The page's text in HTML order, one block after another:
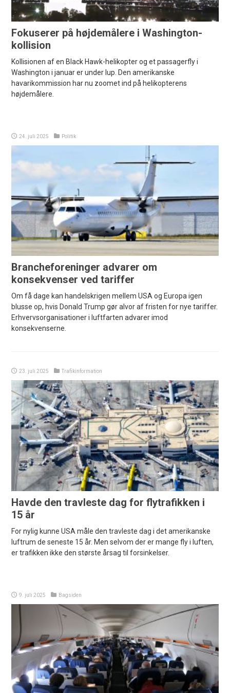
Fokuserer på højdemålere i Washington-
kollision
Kollisionen af en Black Hawk-helikopter og et passagerfly i
Washington i januar er under lup. Den amerikanske
havarikommission har nu zoomet ind på helikopterens
højdemålere.
24. juli 2025 Politik
Brancheforeninger advarer om
konsekvenser ved tariffer
Om få dage kan handelskrigen mellem USA og Europa igen
blusse op, hvis Donald Trump gør alvor af fristen for nye tariffer.
Erhvervsorganisationer i luftfarten advarer imod
konsekvenserne.
23. juli 2025 Trafikinformation
Havde den travleste dag for flytrafikken i
15 år
For nylig kunne USA måle den travleste dag i det amerikanske
luftrum de seneste 15 år. Men selvom der er mange fly i luften,
er trafikken ikke den største årsag til forsinkelser.
9. juli 2025 Bagsiden